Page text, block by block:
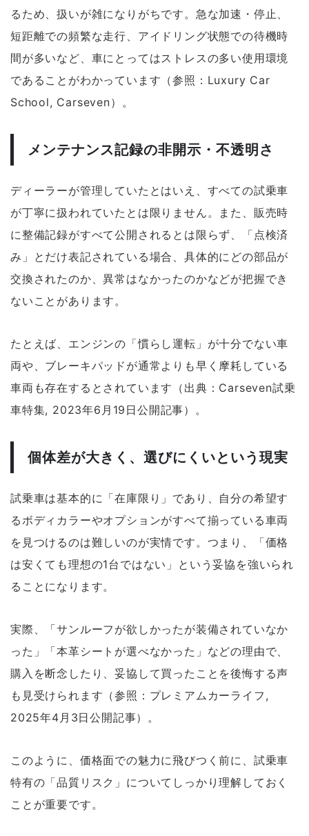
るため、扱いが雑になりがちです。急な加速・停止、
短距離での頻繁な走行、アイドリング状態での待機時
間が多いなど、車にとってはストレスの多い使用環境
であることがわかっています（参照：Luxury Car
School, Carseven）。
メンテナンス記録の非開示・不透明さ
ディーラーが管理していたとはいえ、すべての試乗車
が丁寧に扱われていたとは限りません。また、販売時
に整備記録がすべて公開されるとは限らず、「点検済
み」とだけ表記されている場合、具体的にどの部品が
交換されたのか、異常はなかったのかなどが把握でき
ないことがあります。
たとえば、エンジンの「慣らし運転」が十分でない車
両や、ブレーキパッドが通常よりも早く摩耗している
車両も存在するとされています（出典：Carseven試乗
車特集, 2023年6月19日公開記事）。
個体差が大きく、選びにくいという現実
試乗車は基本的に「在庫限り」であり、自分の希望す
るボディカラーやオプションがすべて揃っている車両
を見つけるのは難しいのが実情です。つまり、「価格
は安くても理想の1台ではない」という妥協を強いられ
ることになります。
実際、「サンルーフが欲しかったが装備されていなか
った」「本革シートが選べなかった」などの理由で、
購入を断念したり、妥協して買ったことを後悔する声
も見受けられます（参照：プレミアムカーライフ,
2025年4月3日公開記事）。
このように、価格面での魅力に飛びつく前に、試乗車
特有の「品質リスク」についてしっかり理解しておく
ことが重要です。